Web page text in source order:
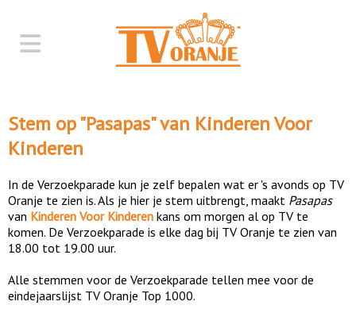
Stem op "Pasapas" van Kinderen Voor
Kinderen
In de Verzoekparade kun je zelf bepalen wat er 's avonds op TV
Oranje te zien is. Als je hier je stem uitbrengt, maakt Pasapas
van Kinderen Voor Kinderen kans om morgen al op TV te
komen. De Verzoekparade is elke dag bij TV Oranje te zien van
18.00 tot 19.00 uur.
Alle stemmen voor de Verzoekparade tellen mee voor de
eindejaarslijst TV Oranje Top 1000.